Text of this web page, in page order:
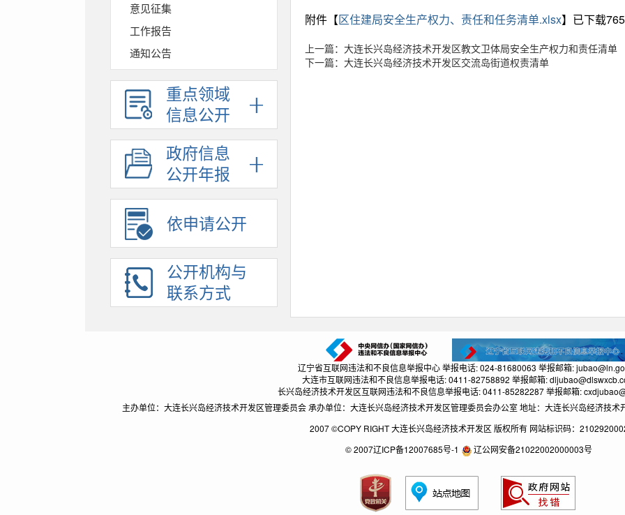
意见征集
工作报告
通知公告
政府采购
人事信息
统计信息
依法行政
权责清单
建议提案办理
招考录用
助企纾困
重点领域
信息公开
政府信息
公开年报
依申请公开
公开机构与
联系方式
附件【区住建局安全生产权力、责任和任务清单.xlsx】已下载
上一篇：大连长兴岛经济技术开发区教文卫体局安全生产权力和责任清单
下一篇：大连长兴岛经济技术开发区交流岛街道权责清单
辽宁省互联网违法和不良信息举报中心 举报电话: 024-81680063 举报邮箱:
大连市互联网违法和不良信息举报电话: 0411-82758892 举报邮箱:
长兴岛经济技术开发区互联网违法和不良信息举报电话: 0411-85282287 举报邮箱:
主办单位：大连长兴岛经济技术开发区管理委员会 承办单位：大连长兴岛经济技术开发区管理委员会办公室 地址：大连长兴岛经济技
2007 ©COPY RIGHT 大连长兴岛经济技术开发区 版权所有 网站标识码：
© 2007辽ICP备12007685号-1
辽公网安备21022002000003号